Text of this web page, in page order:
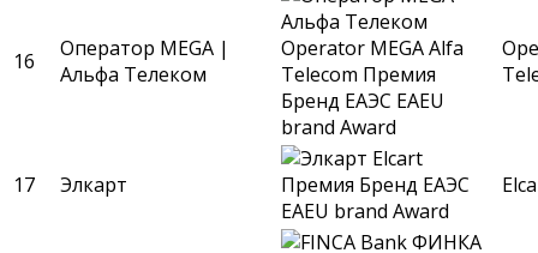
16
Оператор MEGA |
Альфа Телеком
17 Элкарт